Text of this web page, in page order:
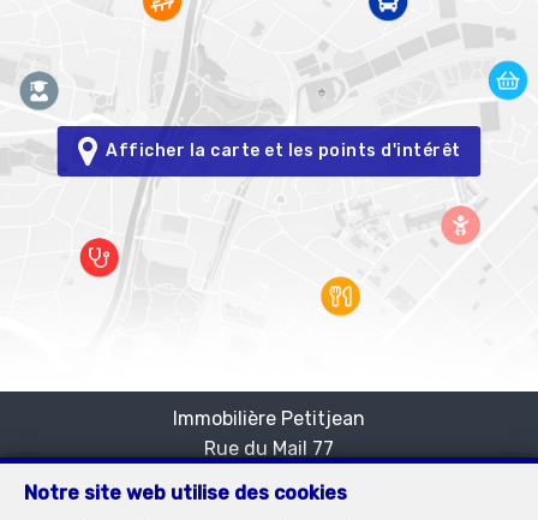
Afficher la carte et les points d'intérêt
Notre site web utilise des cookies
Immobilière Petitjean
—
Rue du Mail 77
1050 Bruxelles